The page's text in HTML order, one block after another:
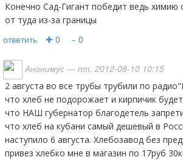
конечно Сад-Гигант победит ведь химию они берут как раз
от туда из-за границы
ответить ✚ 0 − 0
Анонимус — пт, 2012-08-10 10:15
2 августа во все трубы трубили по радио"Казак-FM" о том,
что хлеб не подорожает и кирпичик
что НАШ губернатор благодетель
что хлеб на кубани самый дешевый в
наступило 6 августа. Хлебозавод без
привез хлебко мне в магазин по 17руб